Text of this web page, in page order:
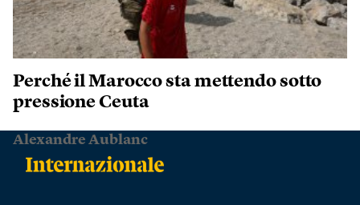
Perché il Marocco sta mettendo sotto
pressione Ceuta
Alexandre Aublanc